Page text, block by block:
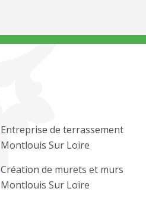
Entreprise de terrassement
Montlouis Sur Loire
Création de murets et murs
Montlouis Sur Loire